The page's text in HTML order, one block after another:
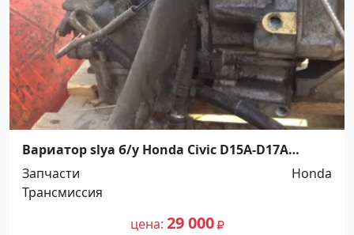
Вариатор slya б/у Honda Civic D15A-D17A
Краснодар Краснодар
Запчасти
Honda
Трансмиссия
цена 29 000